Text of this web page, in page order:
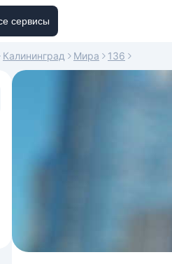
сервисы
Калининград Мира 136